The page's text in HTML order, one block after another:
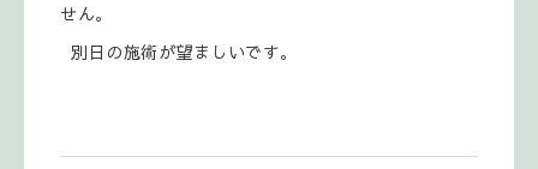
せん。
別日の施術が望ましいです。